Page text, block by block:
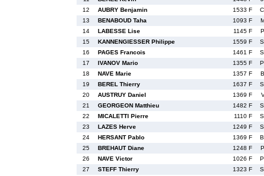
12
AUBRY Benjamin 1533 F
13
BENABOUD Taha 1093 F
14
LABESSE Lise 1145 F
15
KANNENGIESSER Philippe 1559 F
16
PAGES Francois 1461 F
17
IVANOV Mario 1355 F
18
NAVE Marie 1357 F
19
BEREL Thierry 1637 F
20
AUSTRUY Daniel 1369 F
21
GEORGEON Matthieu 1482 F
22
MICALETTI Pierre 1110 F
23
LAZES Herve 1249 F
24
HERSANT Pablo 1369 F
25
BREHAUT Diane 1248 F
26
NAVE Victor 1026 F
27
STEFF Thierry 1323 F